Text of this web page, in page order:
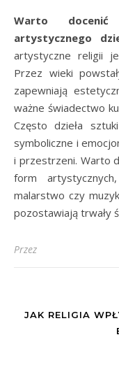
Warto
artystycznego
artystyczne religii
Przez wieki
zapewniają
ważne świadectwo
Często dzieła
symboliczne i
i przestrzeni. Warto
form
malarstwo czy
pozostawiają trwały
Przez
JAK RELIGIA